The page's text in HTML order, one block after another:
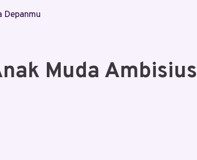
Depanmu
Muda Ambisius